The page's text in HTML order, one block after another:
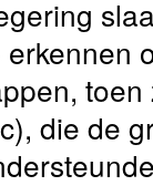
die de